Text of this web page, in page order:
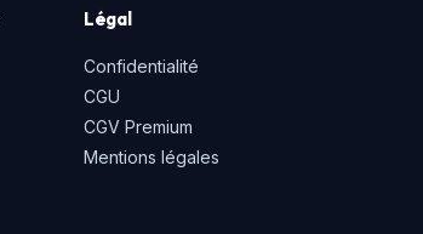
Légal
Confidentialité
CGU
CGV Premium
Mentions légales